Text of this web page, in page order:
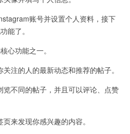
账号并设置个人资料，接下
能了。
功能之一。
的人的最新动态和推荐的帖子。
不同的帖子，并且可以评论、点赞
来发现你感兴趣的内容。